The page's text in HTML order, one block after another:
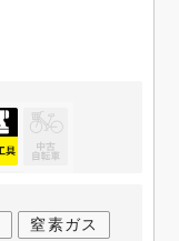
窒素ガス